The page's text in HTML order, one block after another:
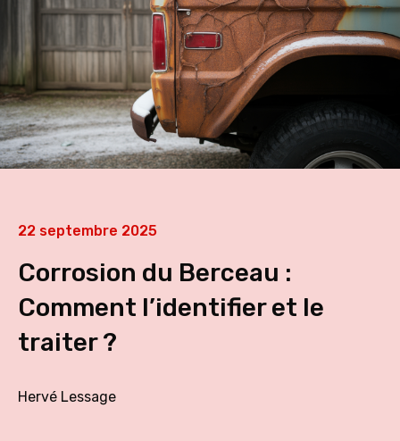
22 septembre 2025
Corrosion du Berceau :
Comment l’identifier et le
traiter ?
Hervé Lessage